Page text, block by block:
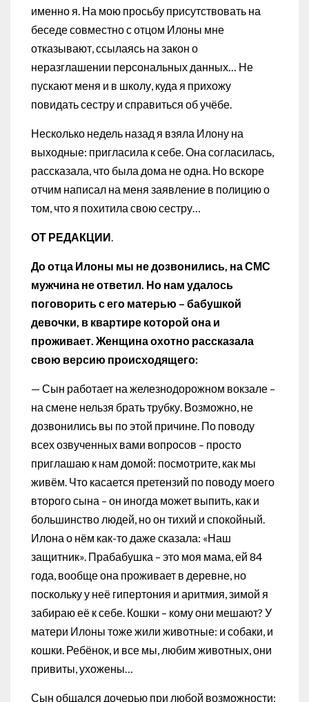
именно я. На мою просьбу присутствовать на
беседе совместно с отцом Илоны мне
отказывают, ссылаясь на закон о
неразглашении персональных данных… Не
пускают меня и в школу, куда я прихожу
повидать сестру и справиться об учёбе.
Несколько недель назад я взяла Илону на
выходные: пригласила к себе. Она согласилась,
рассказала, что была дома не одна. Но вскоре
отчим написал на меня заявление в полицию о
том, что я похитила свою сестру…
ОТ РЕДАКЦИИ.
До отца Илоны мы не дозвонились, на СМС
мужчина не ответил. Но нам удалось
поговорить с его матерью – бабушкой
девочки, в квартире которой она и
проживает. Женщина охотно рассказала
свою версию происходящего:
— Сын работает на железнодорожном вокзале –
на смене нельзя брать трубку. Возможно, не
дозвонились вы по этой причине. По поводу
всех озвученных вами вопросов – просто
приглашаю к нам домой: посмотрите, как мы
живём. Что касается претензий по поводу моего
второго сына – он иногда может выпить, как и
большинство людей, но он тихий и спокойный.
Илона о нём как-то даже сказала: «Наш
защитник». Прабабушка – это моя мама, ей 84
года, вообще она проживает в деревне, но
поскольку у неё гипертония и аритмия, зимой я
забираю её к себе. Кошки – кому они мешают? У
матери Илоны тоже жили животные: и собаки, и
кошки. Ребёнок, и все мы, любим животных, они
привиты, ухожены…
Сын общался дочерью при любой возможности: